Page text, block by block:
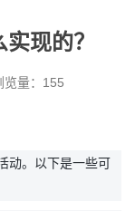
现的？
量：155
动。以下是一些可